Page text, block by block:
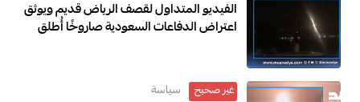
الفيديو المتداول لقصف الرياض قديم ويوثق
اعتراض الدفاعات السعودية صاروخًا أُطلق
غير صحيح سياسة